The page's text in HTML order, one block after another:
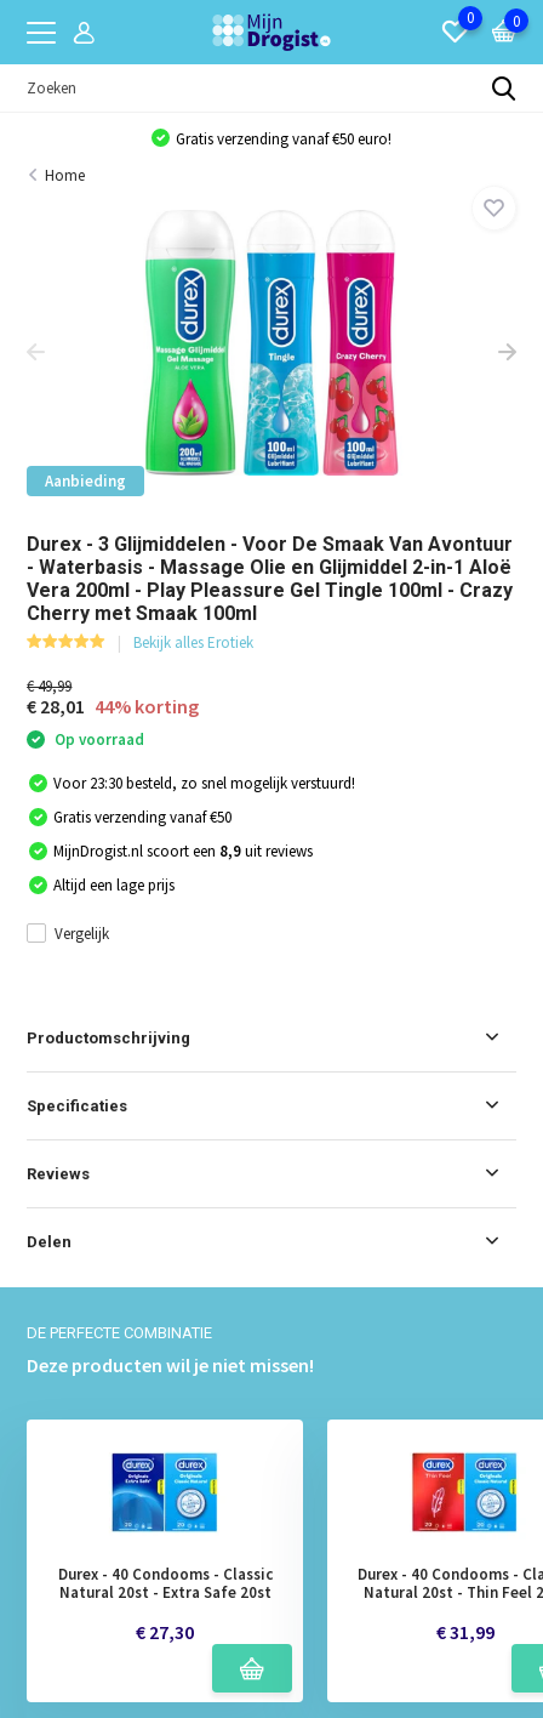
0 0
Gratis verzending vanaf €50 euro!
Home
Aanbieding
Durex - 3 Glijmiddelen - Voor De Smaak Van Avontuur
- Waterbasis - Massage Olie en Glijmiddel 2-in-1 Aloë
Vera 200ml - Play Pleassure Gel Tingle 100ml - Crazy
Cherry met Smaak 100ml
Bekijk alles Erotiek
€ 49,99
€ 28,01 44% korting
Op voorraad
Voor 23:30 besteld, zo snel mogelijk verstuurd!
Gratis verzending vanaf €50
MijnDrogist.nl scoort een 8,9uit reviews
Altijd een lage prijs
Vergelijk
Productomschrijving
Specificaties
Reviews
Delen
DE PERFECTE COMBINATIE
Deze producten wil je niet missen!
Durex - 40 Condooms - Classic
Natural 20st - Extra Safe 20st
€ 27,30
Durex - 40 Condooms -
Natural 20st - Thin Feel
€ 31,99